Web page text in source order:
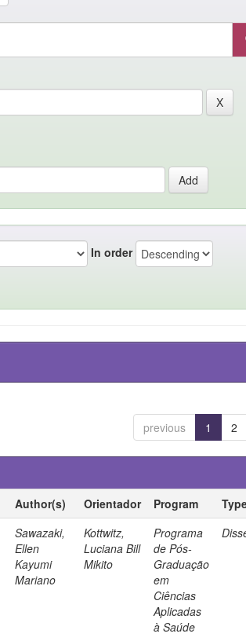
In order
previous 1 2
Author(s) Orientador Program
Sawazaki,
Ellen
Kayumi
Mariano
Kottwitz,
Luciana Bill
Mikito
Programa
de Pós-
Graduação
em
Ciências
Aplicadas
à Saúde